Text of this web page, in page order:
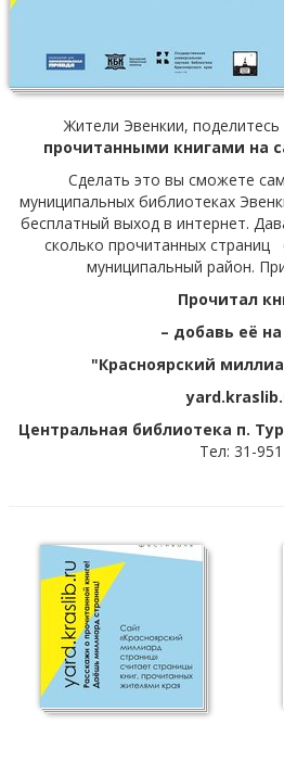
Жители Эвенкии, поделитесь
прочитанными книгами на
Сделать это вы сможете
муниципальных библиотеках
бесплатный выход в интернет.
сколько прочитанных страниц
муниципальный район.
Прочитал
– добавь её
"Красноярский
Центральная библиотека п.
Тел: 31-951